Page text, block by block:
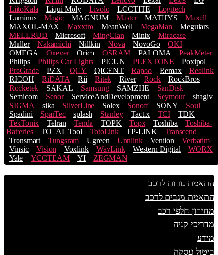
LiitoKala
Liqui Moly Livolo LOCTITE
Logitech
Luminus
Magic MAGNUM Master MATHYS
Maxell
MAXOL-MAX
Maxxtro MeanWell MegaMan
Meguiars
MELLRUD
Microsoft MingClan Minix
Miracase
Muller
Nakamichi Nillkin Nova NovoGo
OKI
OMEGA
Onever Orico OSRAM PALOMA
PeakMeter
Philips
Philips Car Lights PICUN PLEXTONE
Poxipol
ProGrade
PZX QCY QICENT Rapoo Remax
Reolink
RICOH
RiDATA Rii Ritek River Rock
RockBros
Rocketek
SAKAL Samsung SAMZHE
SanDisk
Semicom
Senor ServiceAndDevelopment Seymour
shagiv
SIGMA
sika SilverLine Solex Sonoff SONY
Soul
Spadini
SparTec splash Stanley Tactix TCI
TDK
TekTonix
Telran Tenda TOPK Topx Toshiba
Toshiba-
Batteries
TOTAL Tool TotoLink TP-LINK
Transcend
Tronsmart
Tungsram Ugreen Unnlink Vention
Verbatim
Vinsic
Vision Voxlink WavLink Western Digital
WORX
Yale
YCCTEAM YI ZEGMAN
התאמת נורות לרכב
התאמת מגבים לרכב
מחירון חלפי רכב
מדריכי קניה
מידע
ביטול עסקה